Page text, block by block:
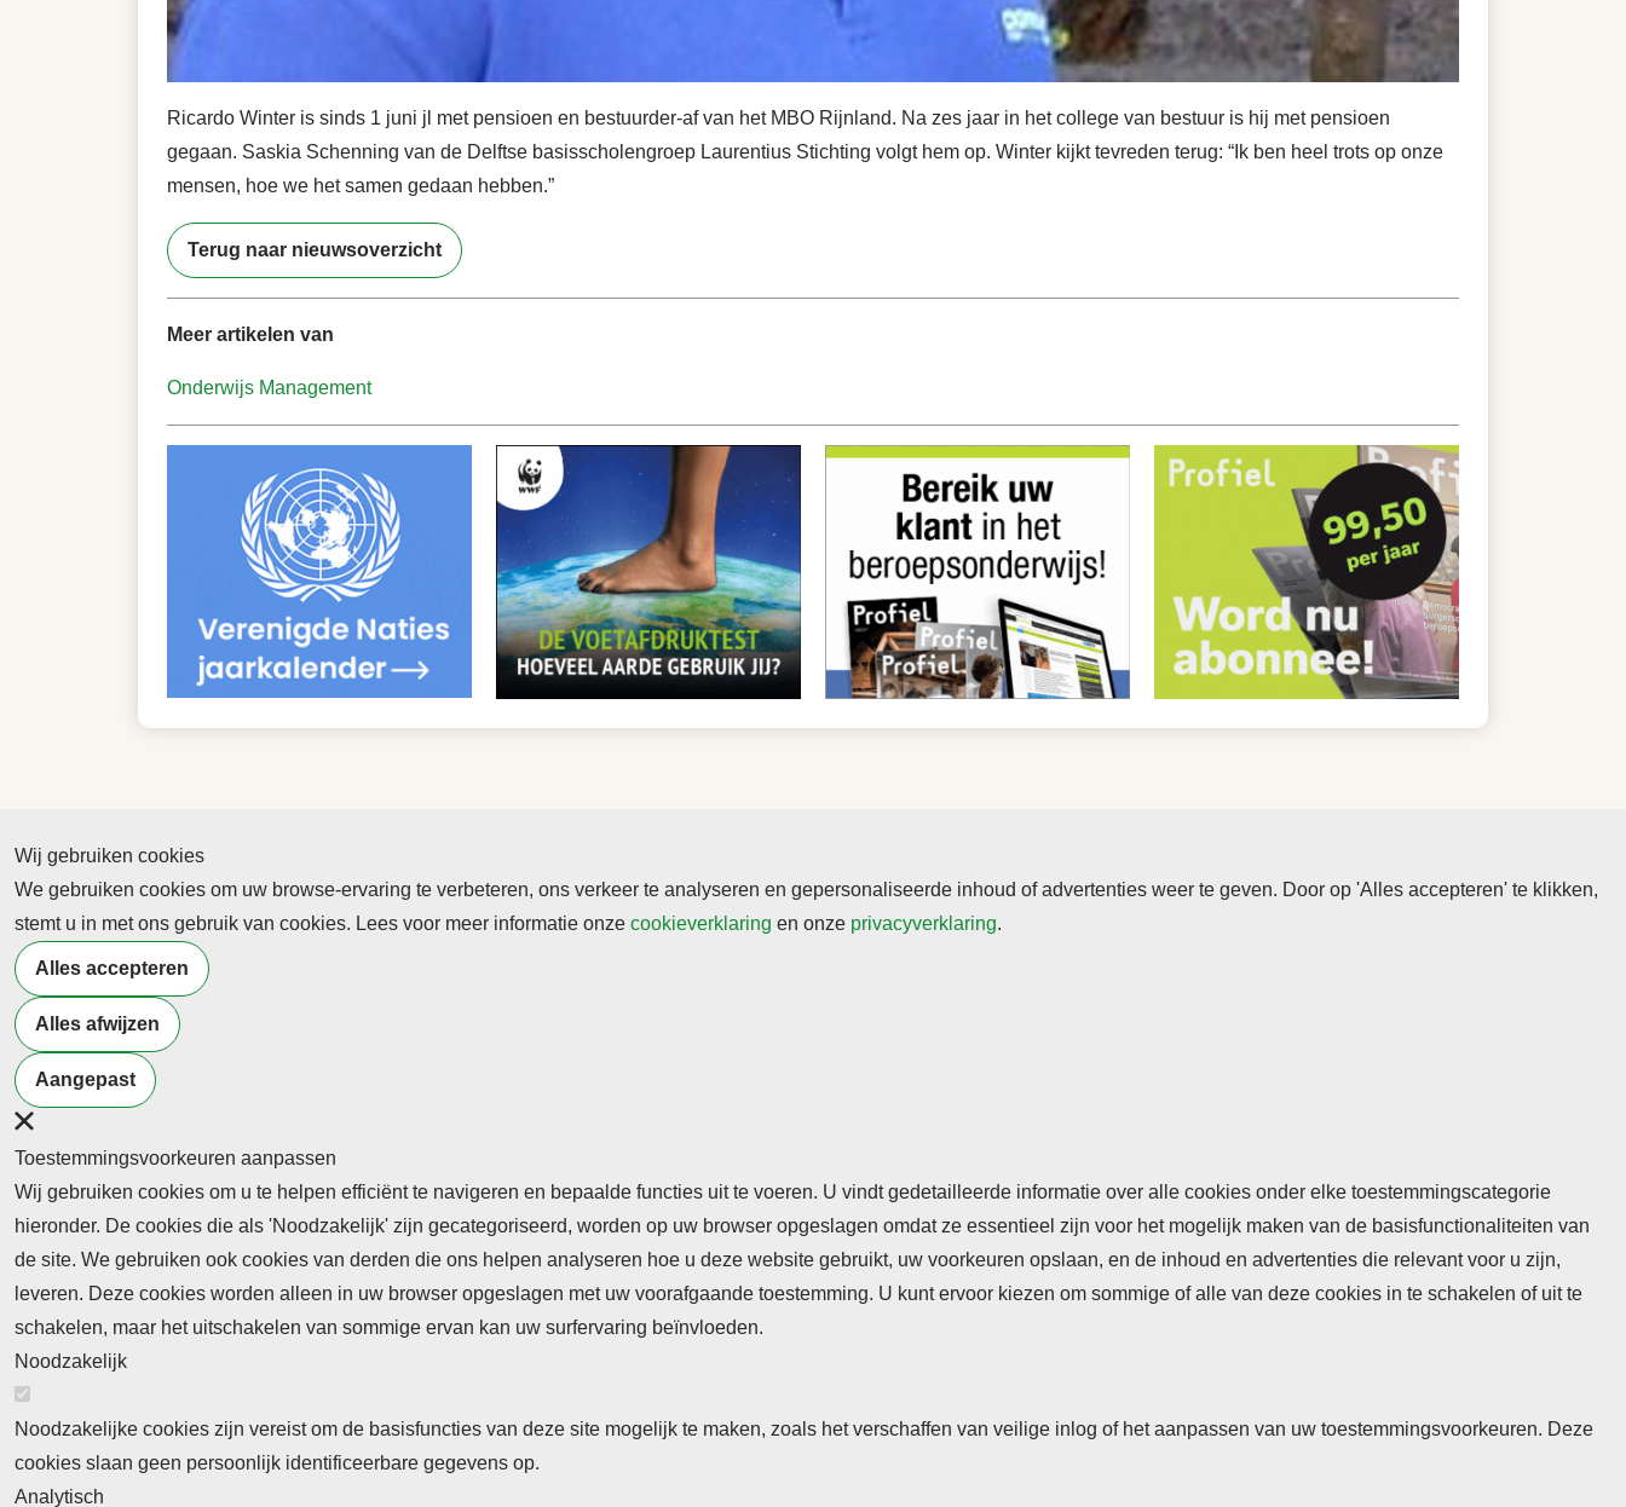
Ricardo Winter is sinds 1 juni jl met pensioen en bestuurder-af van het MBO Rijnland. Na zes jaar in het college van bestuur is hij met pensioen
gegaan. Saskia Schenning van de Delftse basisscholengroep Laurentius Stichting volgt hem op. Winter kijkt tevreden terug: “Ik ben heel trots op onze
mensen, hoe we het samen gedaan hebben.”
Terug naar nieuwsoverzicht
Meer artikelen van
Onderwijs Management
Wij gebruiken cookies
We gebruiken cookies om uw browse-ervaring te verbeteren, ons verkeer te analyseren en gepersonaliseerde inhoud of advertenties weer te geven. Door op 'Alles accepteren' te klikken,
stemt u in met ons gebruik van cookies. Lees voor meer informatie onze cookieverklaring en onze privacyverklaring.
Alles accepteren
Alles afwijzen
Aangepast
Toestemmingsvoorkeuren aanpassen
Wij gebruiken cookies om u te helpen efficiënt te navigeren en bepaalde functies uit te voeren. U vindt gedetailleerde informatie over alle cookies onder elke toestemmingscategorie
hieronder. De cookies die als 'Noodzakelijk' zijn gecategoriseerd, worden op uw browser opgeslagen omdat ze essentieel zijn voor het mogelijk maken van de basisfunctionaliteiten van
de site. We gebruiken ook cookies van derden die ons helpen analyseren hoe u deze website gebruikt, uw voorkeuren opslaan, en de inhoud en advertenties die relevant voor u zijn,
leveren. Deze cookies worden alleen in uw browser opgeslagen met uw voorafgaande toestemming. U kunt ervoor kiezen om sommige of alle van deze cookies in te schakelen of uit te
schakelen, maar het uitschakelen van sommige ervan kan uw surfervaring beïnvloeden.
Noodzakelijk
Noodzakelijke cookies zijn vereist om de basisfuncties van deze site mogelijk te maken, zoals het verschaffen van veilige inlog of het aanpassen van uw toestemmingsvoorkeuren. Deze
cookies slaan geen persoonlijk identificeerbare gegevens op.
Analytisch
Abonnement
Nieuws
Meld je aan voor de nieuwsbrief
Neem contact op
Laatste nieuws Columns
Thema's